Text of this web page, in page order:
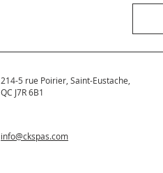
214-5 rue Poirier, Saint-Eustache,
QC J7R 6B1
info@ckspas.com